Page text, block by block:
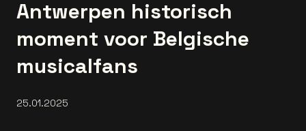
Antwerpen historisch
moment voor Belgische
musicalfans
25.01.2025